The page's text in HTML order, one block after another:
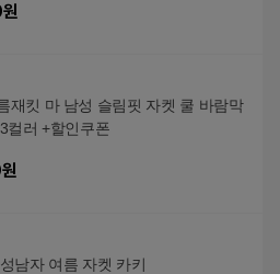
원
재킷 마 남성 슬림핏 자켓 쿨 바람막
컬러 +할인쿠폰
원
남자 여름 자켓 카키